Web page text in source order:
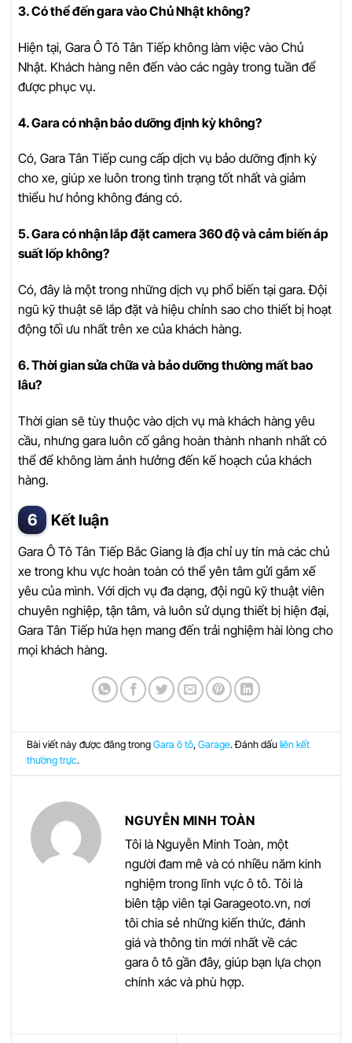
3. Có thể đến gara vào Chủ Nhật không?
Hiện tại, Gara Ô Tô Tân Tiếp không làm việc vào Chủ
Nhật. Khách hàng nên đến vào các ngày trong tuần để
được phục vụ.
4. Gara có nhận bảo dưỡng định kỳ không?
Có, Gara Tân Tiếp cung cấp dịch vụ bảo dưỡng định kỳ
cho xe, giúp xe luôn trong tình trạng tốt nhất và giảm
thiểu hư hỏng không đáng có.
5. Gara có nhận lắp đặt camera 360 độ và cảm biến áp
suất lốp không?
Có, đây là một trong những dịch vụ phổ biến tại gara. Đội
ngũ kỹ thuật sẽ lắp đặt và hiệu chỉnh sao cho thiết bị hoạt
động tối ưu nhất trên xe của khách hàng.
6. Thời gian sửa chữa và bảo dưỡng thường mất bao
lâu?
Thời gian sẽ tùy thuộc vào dịch vụ mà khách hàng yêu
cầu, nhưng gara luôn cố gắng hoàn thành nhanh nhất có
thể để không làm ảnh hưởng đến kế hoạch của khách
hàng.
Kết luận
Gara Ô Tô Tân Tiếp Bắc Giang là địa chỉ uy tín mà các chủ
xe trong khu vực hoàn toàn có thể yên tâm gửi gắm xế
yêu của mình. Với dịch vụ đa dạng, đội ngũ kỹ thuật viên
chuyên nghiệp, tận tâm, và luôn sử dụng thiết bị hiện đại,
Gara Tân Tiếp hứa hẹn mang đến trải nghiệm hài lòng cho
mọi khách hàng.
Bài viết này được đăng trongGara ô tô,Garage. Đánh dấuliên kết
thường trực.
NGUYỄN MINH TOÀN
Tôi là Nguyễn Minh Toàn, một
người đam mê và có nhiều năm kinh
nghiệm trong lĩnh vực ô tô. Tôi là
biên tập viên tại Garageoto.vn, nơi
tôi chia sẻ những kiến thức, đánh
giá và thông tin mới nhất về các
gara ô tô gần đây, giúp bạn lựa chọn
chính xác và phù hợp.